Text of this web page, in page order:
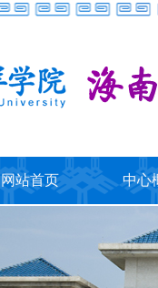
网站首页 中心